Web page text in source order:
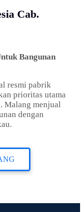
Cab.
Bangunan
resmi pabrik
prioritas utama
Malang menjual
dengan